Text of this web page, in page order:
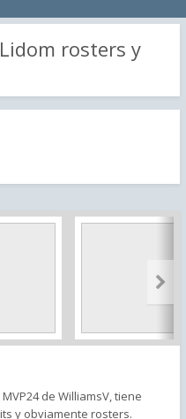
rosters y
de WilliamsV, tiene
y obviamente rosters.